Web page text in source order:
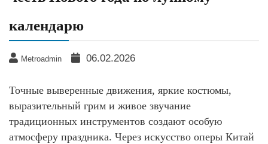
календарю
Metroadmin 06.02.2026
Точные выверенные движения, яркие костюмы,
выразительный грим и живое звучание
традиционных инструментов создают особую
атмосферу праздника. Через искусство оперы Китай